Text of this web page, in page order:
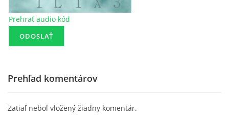
Prehrať audio kód
Prehľad komentárov
Zatiaľ nebol vložený žiadny komentár.